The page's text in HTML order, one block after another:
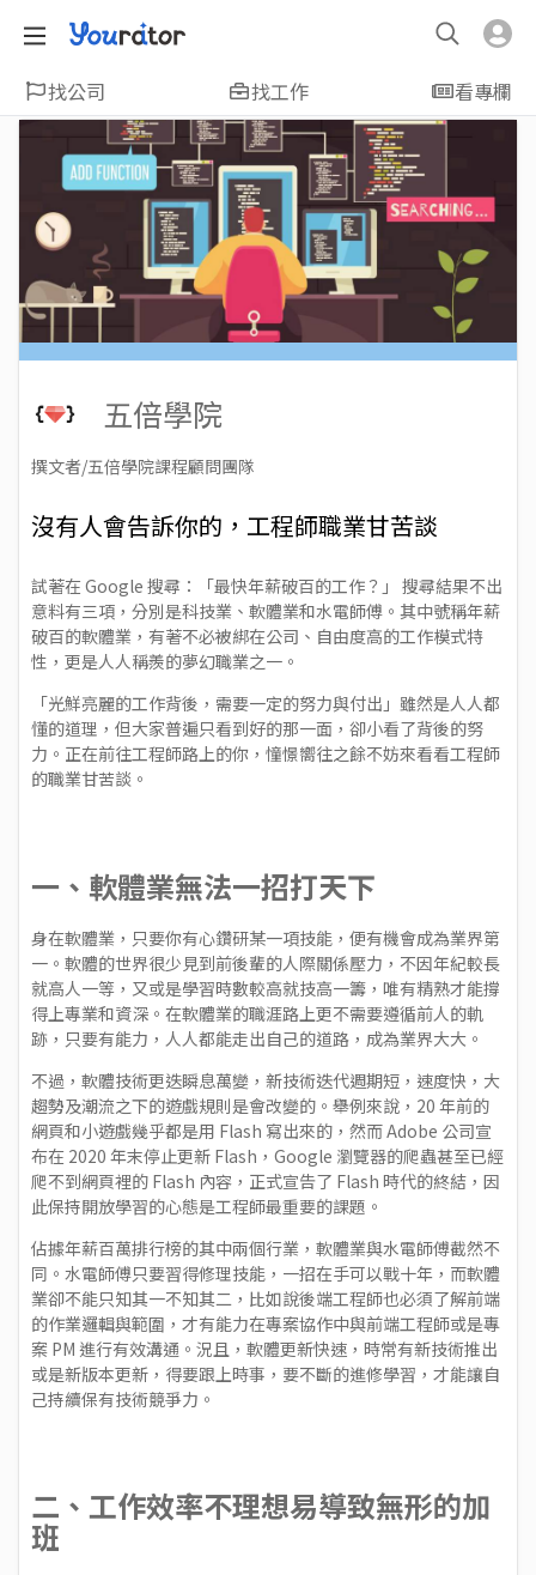
找公司 找工作 看專欄
五倍學院
撰文者/五倍學院課程顧問團隊
沒有人會告訴你的，工程師職業甘苦談
試著在 Google 搜尋：「最快年薪破百的工作？」 搜尋結果不出
意料有三項，分別是科技業、軟體業和水電師傅。其中號稱年薪
破百的軟體業，有著不必被綁在公司、自由度高的工作模式特
性，更是人人稱羨的夢幻職業之一。
「光鮮亮麗的工作背後，需要一定的努力與付出」雖然是人人都
懂的道理，但大家普遍只看到好的那一面，卻小看了背後的努
力。正在前往工程師路上的你，憧憬嚮往之餘不妨來看看工程師
的職業甘苦談。
一、軟體業無法一招打天下
身在軟體業，只要你有心鑽研某一項技能，便有機會成為業界第
一。軟體的世界很少見到前後輩的人際關係壓力，不因年紀較長
就高人一等，又或是學習時數較高就技高一籌，唯有精熟才能撐
得上專業和資深。在軟體業的職涯路上更不需要遵循前人的軌
跡，只要有能力，人人都能走出自己的道路，成為業界大大。
不過，軟體技術更迭瞬息萬變，新技術迭代週期短，速度快，大
趨勢及潮流之下的遊戲規則是會改變的。舉例來說，20 年前的
網頁和小遊戲幾乎都是用 Flash 寫出來的，然而 Adobe 公司宣
布在 2020 年末停止更新 Flash，Google 瀏覽器的爬蟲甚至已經
爬不到網頁裡的 Flash 內容，正式宣告了 Flash 時代的終結，因
此保持開放學習的心態是工程師最重要的課題。
佔據年薪百萬排行榜的其中兩個行業，軟體業與水電師傅截然不
同。水電師傅只要習得修理技能，一招在手可以戰十年，而軟體
業卻不能只知其一不知其二，比如說後端工程師也必須了解前端
的作業邏輯與範圍，才有能力在專案協作中與前端工程師或是專
案 PM 進行有效溝通。況且，軟體更新快速，時常有新技術推出
或是新版本更新，得要跟上時事，要不斷的進修學習，才能讓自
己持續保有技術競爭力。
二、工作效率不理想易導致無形的加
班